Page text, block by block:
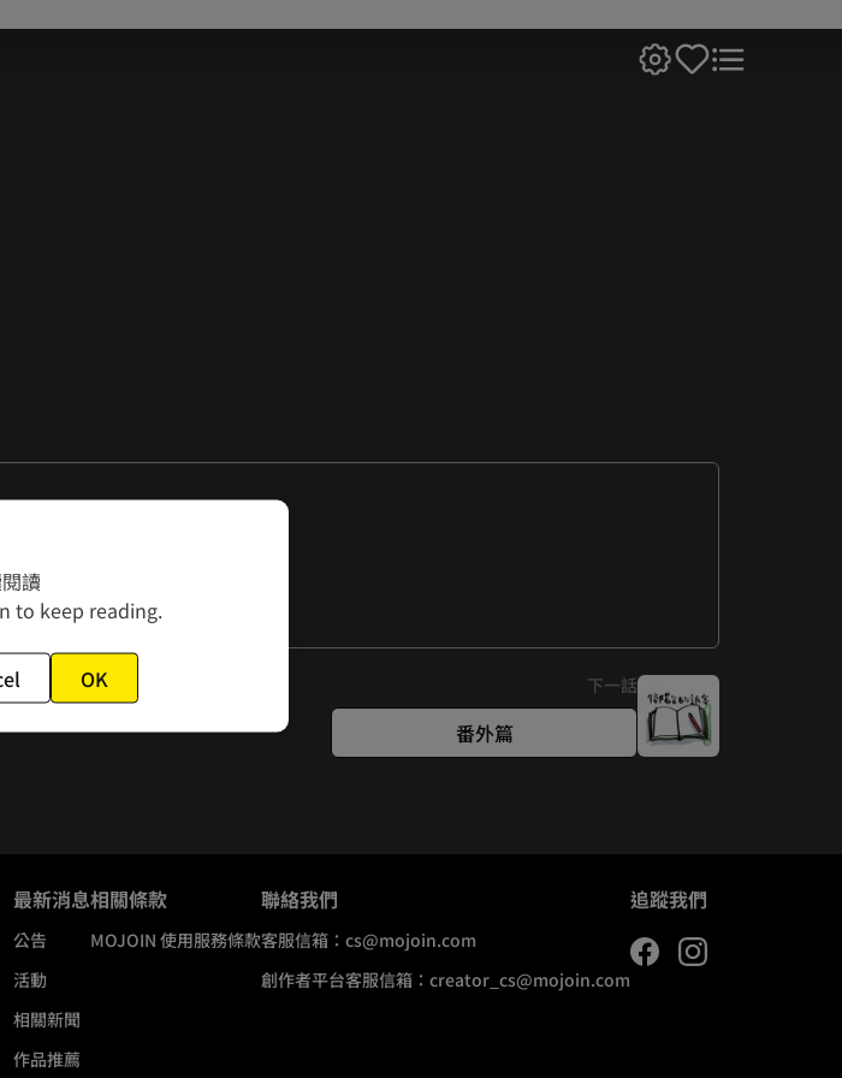
下一話
番外篇
最新消息
公告
活動
相關新聞
作品推薦
相關條款
MOJOIN 使用服務條款
聯絡我們
客服信箱： cs@mojoin.com
創作者平台客服信箱： creator_cs@mojoin.com
追蹤我們
讀
to keep reading.
OK